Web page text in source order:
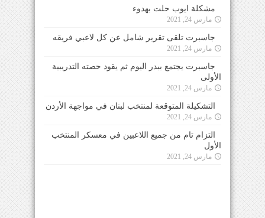
مشكلة ايوب حلت بهدوء
مارس 24, 2021
جاسبرت تلقى تقرير شامل عن كل لاعبي فريقه
مارس 24, 2021
جاسبرت يجتمع ببدر اليوم ثم يقود حصته التدريبية
الأولى
مارس 24, 2021
التشكيلة المتوقعة لمنتخب لبنان في مواجهة الأردن
مارس 24, 2021
التزام تام من جميع اللاعبين في معسكر المنتخب
الأول
مارس 24, 2021